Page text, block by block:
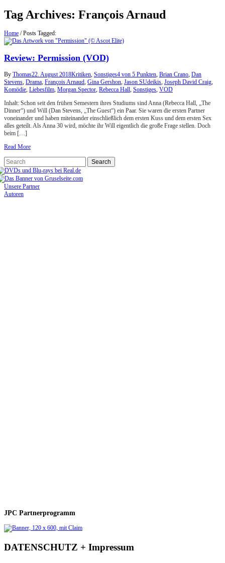
Tag Archives: François Arnaud
Home /Posts Tagged:
Review: Permission (VOD)
By Thomas22. August 2018Kritiken, Sonstiges4 von 5 Punkten, Brian Crano, Dan
Stevens, Drama, François Arnaud, Gina Gershon, Jason SUdeikis, Joseph David Craig,
Komödie, Liebesfilm, Morgan Spector, Rebecca Hall, Sonstiges, VOD
Inhalt: Schon seit den frühen Semestern ihres Studiums sind Anna (Rebecca Hall, „The
Dinner“) und Will (Dan Stevens, „The Guest“) ein Paar. Sie waren die ersten Partner
voneinander und haben miteinander einschließlich dem ersten Kuss und dem ersten Sex
alles geteilt. Als Anna 30 wird, möchte ihr Will eigentlich die große Frage stellen. Doch
beim […]
Read More
Unsere Partner
Autoren
JPC Partnerprogramm
DATENSCHUTZ + Impressum